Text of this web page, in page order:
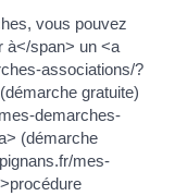
vous pouvez
à</span> un <a
associations/?
gratuite)
demarches-
(démarche
mes-